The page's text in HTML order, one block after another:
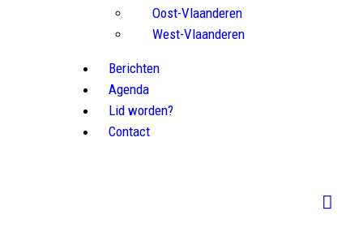
Oost-Vlaanderen
West-Vlaanderen
Berichten
Agenda
Lid worden?
Contact